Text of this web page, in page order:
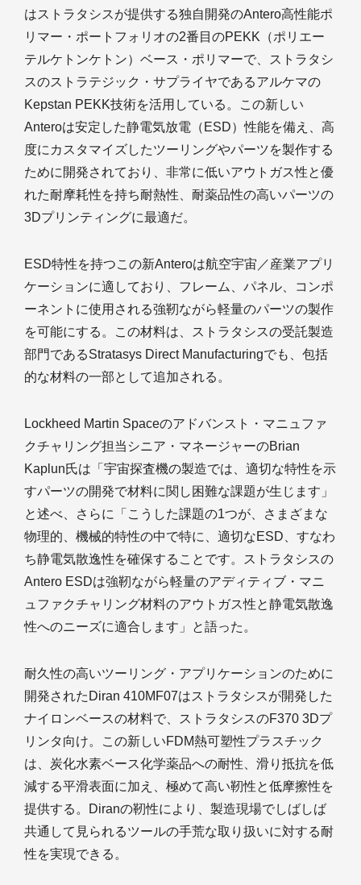
はストラタシスが提供する独自開発のAntero高性能ポ
リマー・ポートフォリオの2番目のPEKK（ポリエー
テルケトンケトン）ベース・ポリマーで、ストラタシ
スのストラテジック・サプライヤであるアルケマの
Kepstan PEKK技術を活用している。この新しい
Anteroは安定した静電気放電（ESD）性能を備え、高
度にカスタマイズしたツーリングやパーツを製作する
ために開発されており、非常に低いアウトガス性と優
れた耐摩耗性を持ち耐熱性、耐薬品性の高いパーツの
3Dプリンティングに最適だ。
ESD特性を持つこの新Anteroは航空宇宙／産業アプリ
ケーションに適しており、フレーム、パネル、コンポ
ーネントに使用される強靭ながら軽量のパーツの製作
を可能にする。この材料は、ストラタシスの受託製造
部門であるStratasys Direct Manufacturingでも、包括
的な材料の一部として追加される。
Lockheed Martin Spaceのアドバンスト・マニュファ
クチャリング担当シニア・マネージャーのBrian
Kaplun氏は「宇宙探査機の製造では、適切な特性を示
すパーツの開発で材料に関し困難な課題が生じます」
と述べ、さらに「こうした課題の1つが、さまざまな
物理的、機械的特性の中で特に、適切なESD、すなわ
ち静電気散逸性を確保することです。ストラタシスの
Antero ESDは強靭ながら軽量のアディティブ・マニ
ュファクチャリング材料のアウトガス性と静電気散逸
性へのニーズに適合します」と語った。
耐久性の高いツーリング・アプリケーションのために
開発されたDiran 410MF07はストラタシスが開発した
ナイロンベースの材料で、ストラタシスのF370 3Dプ
リンタ向け。この新しいFDM熱可塑性プラスチック
は、炭化水素ベース化学薬品への耐性、滑り抵抗を低
減する平滑表面に加え、極めて高い靭性と低摩擦性を
提供する。Diranの靭性により、製造現場でしばしば
共通して見られるツールの手荒な取り扱いに対する耐
性を実現できる。